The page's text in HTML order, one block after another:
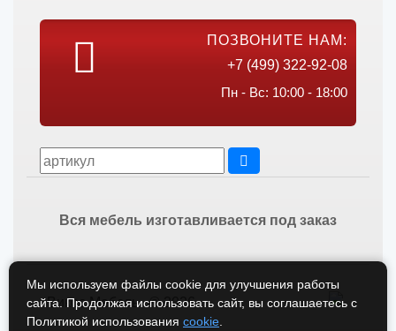
ПОЗВОНИТЕ НАМ:
+7 (499) 322-92-08
Пн - Вс: 10:00 - 18:00
Вся мебель изготавливается под заказ
Викос Мебель © 2026
Мы используем файлы cookie для улучшения работы
сайта. Продолжая использовать сайт, вы соглашаетесь с
Политикой использования cookie